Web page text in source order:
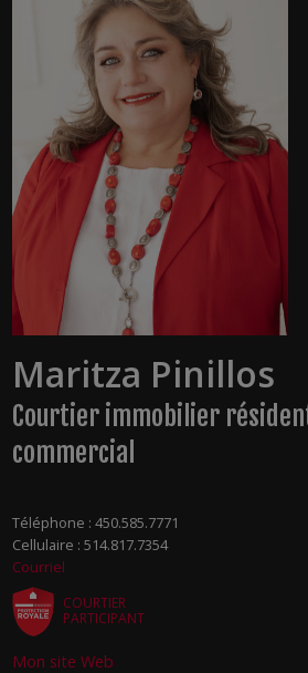
Maritza Pinillos
Courtier immobilier
commercial
Téléphone : 450.585.7771
Cellulaire : 514.817.7354
Courriel
COURTIER
PARTICIPANT
Mon site Web